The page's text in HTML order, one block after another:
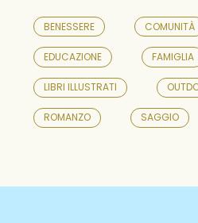
BENESSERE COMUNITÀ
EDUCAZIONE FAMIGLIA
LIBRI ILLUSTRATI
ROMANZO SAGGIO